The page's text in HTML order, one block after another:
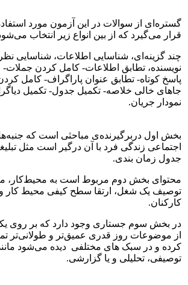
گستره‌ای از سوالات در این آزمون مورد
قرار می‌گیرد که از بین انواع زیر انتخاب
چند گزینه‌ای، شناسایی اطلاعات، شناسایی
نویسنده، تطابق اطلاعات- کامل کردن جملات-
پاسخ کوتاه- تطابق عنوان پاراگراف- کامل
جاهای خالی خلاصه- تکمیل جدول- تکمیل
نمودار جریان.
بخش اول دربرگیرنده‌ی مباحثی است که
اجتماعی زندگی فرد با آن درگیر است مثل
جدول زمان بندی.
محتوای بخش دوم مربوط است به محیط‌کار،
توصیف یک شغل، ارتقا سطح کیفی محیط کار و
کارکنان.
در بخش سوم جستاری وجود دارد که بر روی
از موضوعات روز قدری عمیق‌تر و طولانی‌تر
کرده و در سبک های مختلفی دیده می‌شود
توصیفی، تحلیلی و یا گزارشی.